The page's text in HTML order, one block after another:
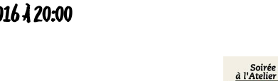
À 20:00